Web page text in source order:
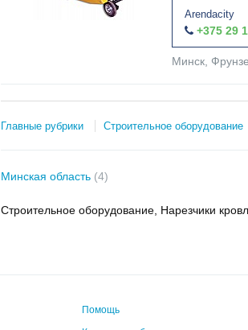
Arendacity
+375 29
Минск,
Главные рубрики Строительное оборудование
Минская область (4)
Строительное оборудование, Нарезчики
Помощь